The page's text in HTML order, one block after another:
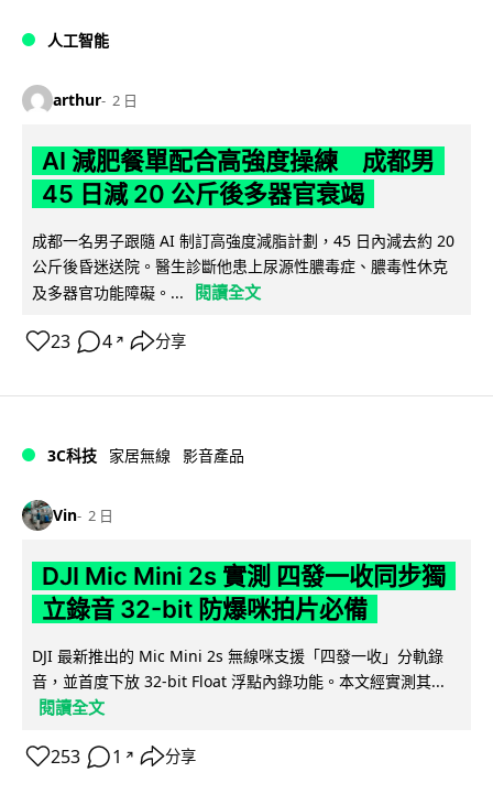
人工智能
arthur 2 日
AI 減肥餐單配合高強度操練 成都男
45 日減 20 公斤後多器官衰竭
成都一名男子跟隨 AI 制訂高強度減脂計劃，45 日內減去約 20
公斤後昏迷送院。醫生診斷他患上尿源性膿毒症、膿毒性休克
及多器官功能障礙。...
閱讀全文
23 4 ↗ 分享
3C科技 家居無線 影音產品
Vin 2 日
DJI Mic Mini 2s 實測 四發一收同步獨
立錄音 32-bit 防爆咪拍片必備
DJI 最新推出的 Mic Mini 2s 無線咪支援「四發一收」分軌錄
音，並首度下放 32-bit Float 浮點內錄功能。本文經實測其...
閱讀全文
253 1 ↗ 分享